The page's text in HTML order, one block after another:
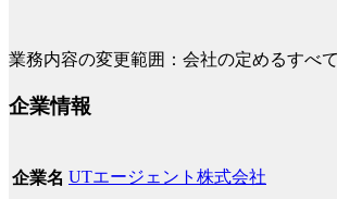
業務内容の変更範囲：会社の定めるすべ
企業情報
企業名 UTエージェント株式会社